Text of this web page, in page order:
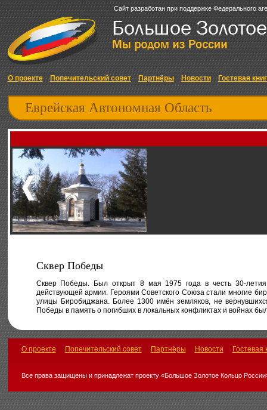
Сайт разработан при поддержке Федерального
О проекте Попечительский совет Партнёры Новости Гостевая
Еврейская Автономная Область
Сквер Победы
Сквер Победы. Был открыт 8 мая 1975 года в честь 30-
действующей армии. Героями Советского Союза стали многие
улицы Биробиджана. Более 1300 имён земляков, не
Победы в память о погибших в локальных конфликтах и войнах
О проекте Попечительский совет Партнёры Новости Гостевая
Все права защищены и принадлежат проекту «Большое Золотое Кольцо